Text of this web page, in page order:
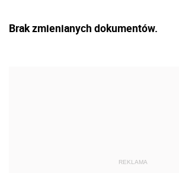
Brak zmienianych dokumentów.